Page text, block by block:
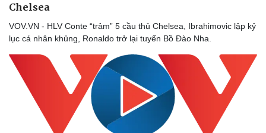
Chelsea
VOV.VN - HLV Conte “trảm” 5 cầu thủ Chelsea, Ibrahimovic lập kỷ
lục cá nhân khủng, Ronaldo trở lại tuyển Bồ Đào Nha.